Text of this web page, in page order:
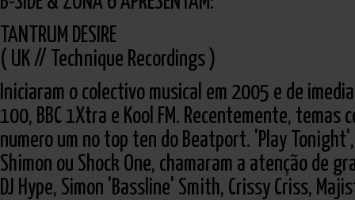
TANTRUM DESIRE
( UK // Technique Recordings )
Iniciaram o colectivo musical em 2005 e de
100, BBC 1Xtra e Kool FM. Recentemente, temas
numero um no top ten do Beatport. 'Play
Shimon ou Shock One, chamaram a atenção de
DJ Hype, Simon 'Bassline' Smith, Crissy Criss,